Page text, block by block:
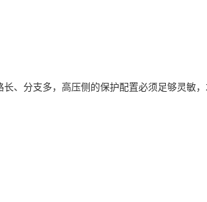
、分支多，高压侧的保护配置必须足够灵敏